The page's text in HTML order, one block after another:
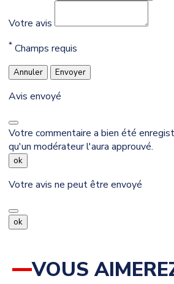
Votre avis
* Champs requis
Annuler Envoyer
Avis envoyé
Votre commentaire a bien été
qu'un modérateur l'aura approuvé.
ok
Votre avis ne peut être envoyé
ok
VOUS